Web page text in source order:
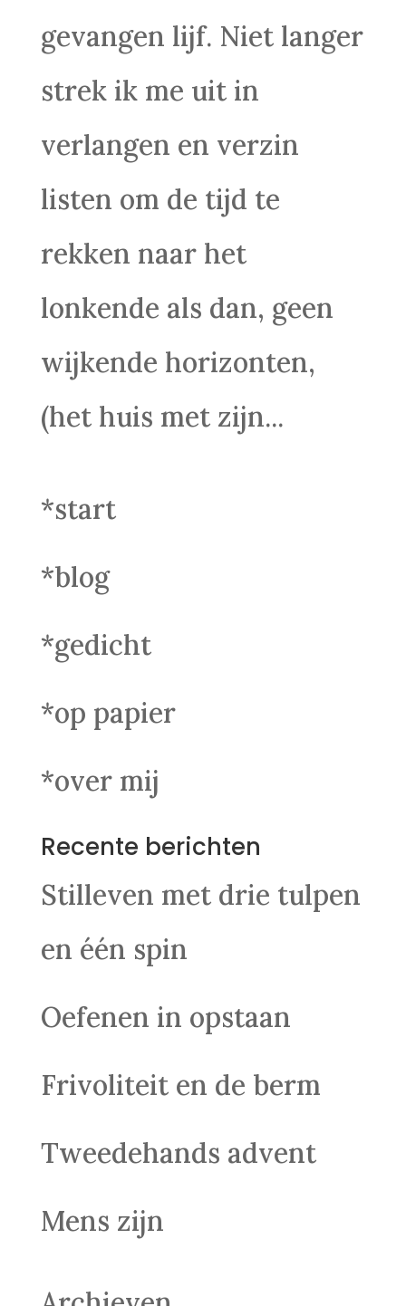
gevangen lijf. Niet langer
strek ik me uit in
verlangen en verzin
listen om de tijd te
rekken naar het
lonkende als dan, geen
wijkende horizonten,
(het huis met zijn...
*start
*blog
*gedicht
*op papier
*over mij
Recente berichten
Stilleven met drie tulpen
en één spin
Oefenen in opstaan
Frivoliteit en de berm
Tweedehands advent
Mens zijn